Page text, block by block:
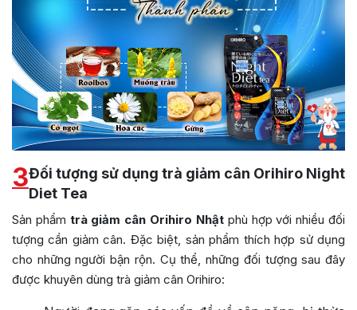
3Đối tượng sử dụng trà giảm cân Orihiro Night
Diet Tea
Sản phẩm trà giảm cân Orihiro Nhậtphù hợp với nhiều đối
tượng cần giảm cân. Đặc biệt, sản phẩm thích hợp sử dụng
cho những người bận rộn. Cụ thể, những đối tượng sau đây
được khuyên dùng trà giảm cân Orihiro: